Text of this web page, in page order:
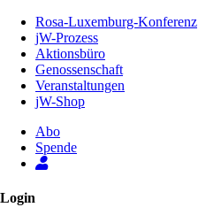
Inhalt
Seite
Rosa-Luxemburg-Konferenz
jW-Prozess
Aktionsbüro
Genossenschaft
Veranstaltungen
jW-Shop
Abo
Spende
Login